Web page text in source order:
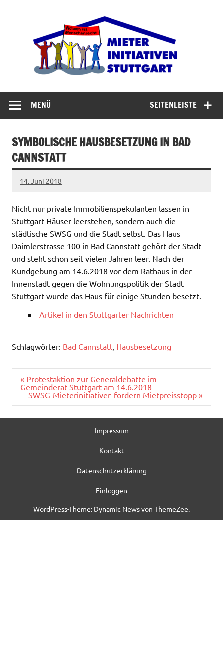
verteidigen
SEITENLEISTE
MENÜ
SYMBOLISCHE HAUSBESETZUNG IN BAD
CANNSTATT
14. Juni 2018
Nicht nur private Immobilienspekulanten lassen in
Stuttgart Häuser leerstehen, sondern auch die
städtische SWSG und die Stadt selbst. Das Haus
Daimlerstrasse 100 in Bad Cannstatt gehört der Stadt
und steht schon seit vielen Jahren leer. Nach der
Kundgebung am 14.6.2018 vor dem Rathaus in der
Innenstadt gegen die Wohnungspolitik der Stadt
Stuttgart wurde das Haus für einige Stunden besetzt.
Artikel in den Stuttgarter Nachrichten
Schlagwörter: Bad Cannstatt Hausbesetzung
Beitragsnavigation
« Protestaktion zur Generaldebatte im
Gemeinderat Stuttgart am 14.6.2018
SWSG-Mieterinitiativen fordern Mietpreisstopp »
Impressum
Kontakt
Datenschutzerklärung
Einloggen
WordPress-Theme: Dynamic News von ThemeZee.